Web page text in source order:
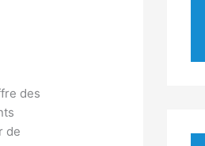
des
de